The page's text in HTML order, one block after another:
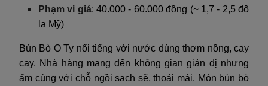
Phạm vi giá: 40.000 - 60.000 đồng (~ 1,7 - 2,5 đô
la Mỹ)
Bún Bò O Ty nổi tiếng với nước dùng thơm nồng, cay
cay. Nhà hàng mang đến không gian giản dị nhưng
ấm cúng với chỗ ngồi sạch sẽ, thoải mái. Món bún bò